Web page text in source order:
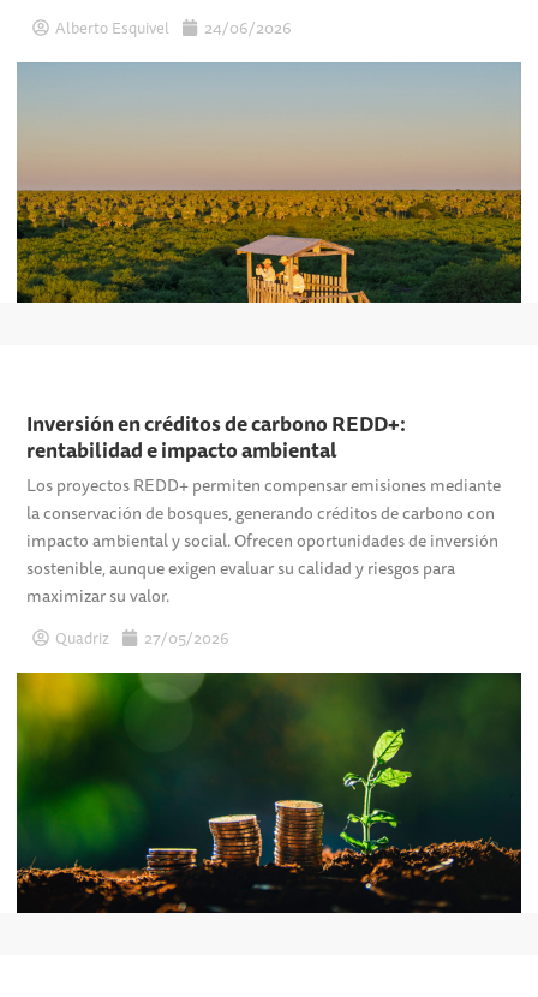
Alberto Esquivel 24/06/2026
Inversión en créditos de carbono REDD+:
rentabilidad e impacto ambiental
Los proyectos REDD+ permiten compensar emisiones mediante
la conservación de bosques, generando créditos de carbono con
impacto ambiental y social. Ofrecen oportunidades de inversión
sostenible, aunque exigen evaluar su calidad y riesgos para
maximizar su valor.
Quadriz 27/05/2026